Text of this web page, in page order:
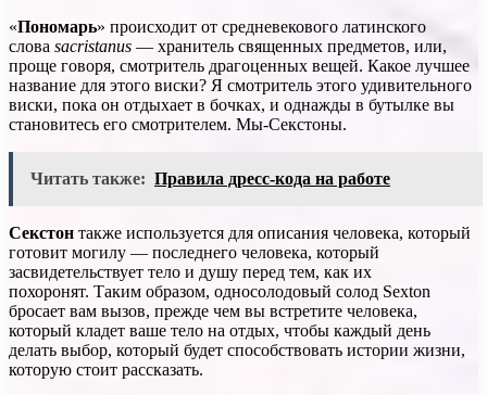
«Пономарь» происходит от средневекового латинского
слова sacristanus — хранитель священных предметов, или,
проще говоря, смотритель драгоценных вещей. Какое лучшее
название для этого виски? Я смотритель этого удивительного
виски, пока он отдыхает в бочках, и однажды в бутылке вы
становитесь его смотрителем. Мы-Секстоны.
Читать также: Правила дресс-кода на работе
Секстон также используется для описания человека, который
готовит могилу — последнего человека, который
засвидетельствует тело и душу перед тем, как их
похоронят. Таким образом, односолодовый солод Sexton
бросает вам вызов, прежде чем вы встретите человека,
который кладет ваше тело на отдых, чтобы каждый день
делать выбор, который будет способствовать истории жизни,
которую стоит рассказать.